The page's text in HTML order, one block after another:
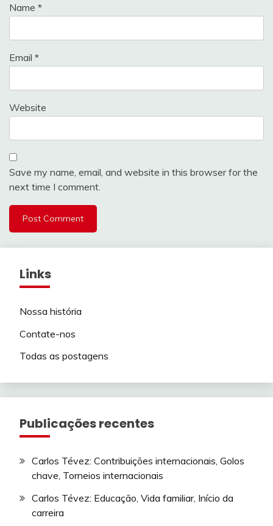
Name *
Email *
Website
Save my name, email, and website in this browser for the
next time I comment.
Links
Nossa história
Contate-nos
Todas as postagens
Publicações recentes
Carlos Tévez: Contribuições internacionais, Golos
chave, Torneios internacionais
Carlos Tévez: Educação, Vida familiar, Início da
carreira